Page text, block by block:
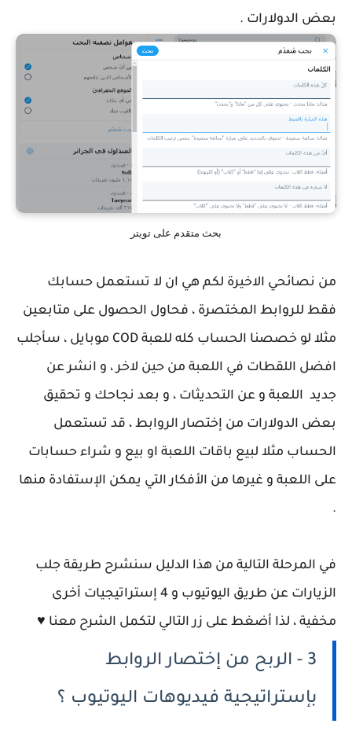
بعض الدولارات .
بحث متقدم على تويتر
من نصائحي الاخيرة لكم هي ان لا تستعمل حسابك
فقط للروابط المختصرة ، فحاول الحصول على متابعين
مثلا لو خصصنا الحساب كله للعبة COD موبايل ، سأجلب
افضل اللقطات في اللعبة من حين لاخر ، و انشر عن
جديد اللعبة و عن التحديثات ، و بعد نجاحك و تحقيق
بعض الدولارات من إختصار الروابط ، قد تستعمل
الحساب مثلا لبيع باقات اللعبة او بيع و شراء حسابات
على اللعبة و غيرها من الأفكار التي يمكن الإستفادة منها
.
في المرحلة التالية من هذا الدليل سنشرح طريقة جلب
الزيارات عن طريق اليوتيوب و 4 إستراتيجيات أخرى
مخفية ، لذا أضغط على زر التالي لتكمل الشرح معنا ♥
3 - الربح من إختصار الروابط
بإستراتيجية فيديوهات اليوتيوب ؟